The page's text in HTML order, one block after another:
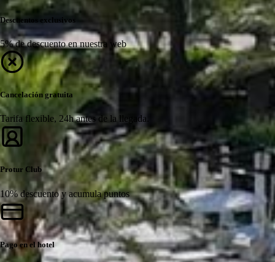
Descuentos exclusivos
5% de descuento en nuestra web
Cancelación gratuita
Tarifa flexible, 24h antes de la llegada.
Protur Club
10% descuento y acumula puntos
Pago en el hotel